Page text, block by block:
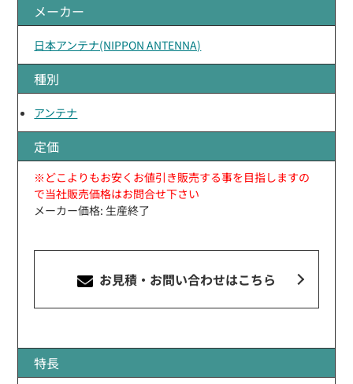
メーカー
日本アンテナ(NIPPON ANTENNA)
種別
アンテナ
定価
※どこよりもお安くお値引き販売する事を目指しますの
で当社販売価格はお問合せ下さい
メーカー価格: 生産終了
お見積・お問い合わせはこちら
特長